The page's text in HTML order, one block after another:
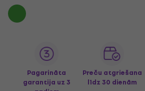
Pagarināta
garantija uz 3
Preču atgriešana
līdz 30 dienām